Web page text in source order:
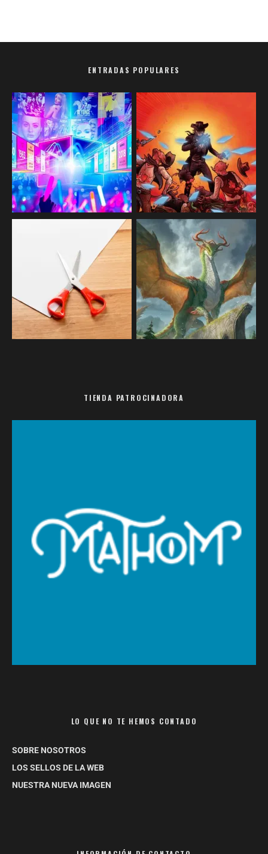
ENTRADAS POPULARES
TIENDA PATROCINADORA
LO QUE NO TE HEMOS CONTADO
SOBRE NOSOTROS
LOS SELLOS DE LA WEB
NUESTRA NUEVA IMAGEN